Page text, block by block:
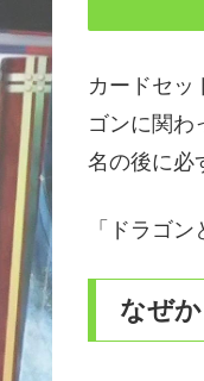
カードセッ
ゴンに関わ
名の後に必
「ドラゴ
なぜ